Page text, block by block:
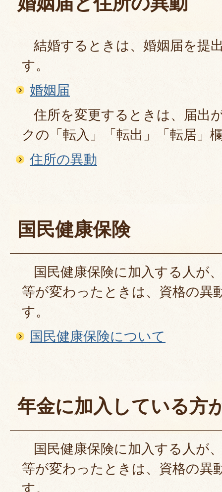
結婚するときは、婚姻届を提
す。
婚姻届
住所を変更するときは、届出
クの「転入」「転出」「転居」
住所の異動
国民健康保険
国民健康保険に加入する人が
等が変わったときは、資格の異
す。
国民健康保険について
年金に加入している方
国民健康保険に加入する人が
等が変わったときは、資格の異
す。